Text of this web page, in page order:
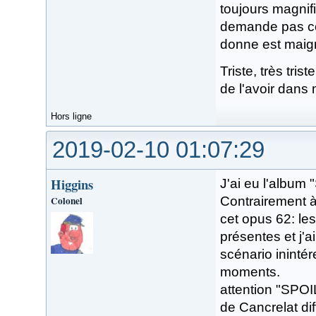
toujours
demande pas
donne est
Triste, très
de l'avoir dans
Hors ligne
2019-02-10 01:07:29
Higgins
Colonel
J'ai eu l'album
Contrairement
cet opus 62:
présentes et
scénario
moments.
attention
de Cancrelat